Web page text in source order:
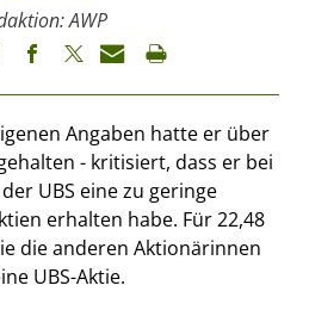
AWP
Angaben hatte er über
- kritisiert, dass er bei
UBS eine zu geringe
erhalten habe. Für 22,48
die anderen Aktionärinnen
UBS-Aktie.